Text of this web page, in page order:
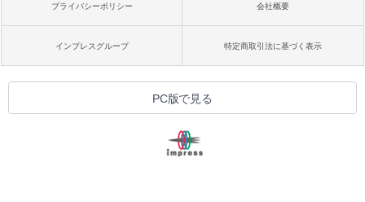
プライバシーポリシー 会社概要
インプレスグループ 特定商取引法に基づく表示
PC版で見る